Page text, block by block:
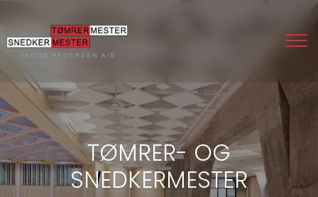
til
hovedindhold
TØMRER- OG
SNEDKERMESTER